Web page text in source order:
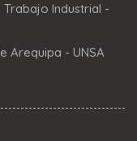
Industrial -
Arequipa - UNSA